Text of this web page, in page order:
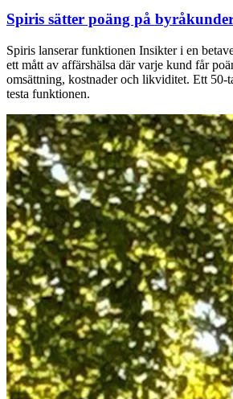
Spiris sätter poäng på
Spiris lanserar funktionen Insikter i en
ett mått av affärshälsa där varje kund får
omsättning, kostnader och likviditet. Ett
testa funktionen.